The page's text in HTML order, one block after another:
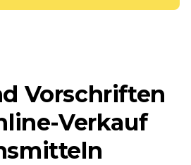
Vorschriften
Verkauf